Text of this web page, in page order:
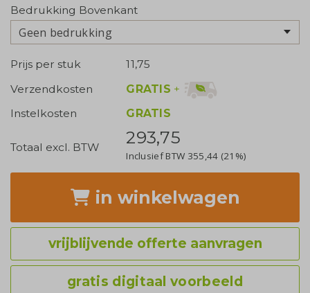
Bedrukking Bovenkant
Geen bedrukking
Prijs per stuk
11,75
Verzendkosten
GRATIS +
Instelkosten
GRATIS
Totaal excl. BTW 293,75
Inclusief BTW 355,44 (21%)
in winkelwagen
vrijblijvende offerte aanvragen
gratis digitaal voorbeeld